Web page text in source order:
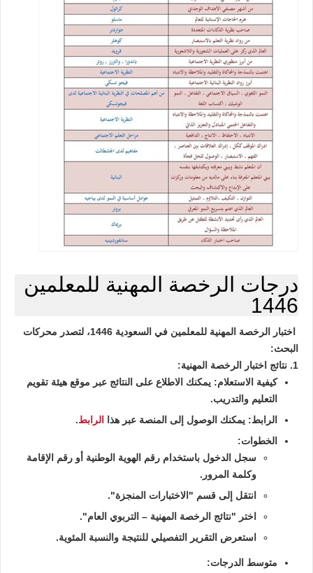
درجات الرخصة المهنية للمعلمين
1446
اختبار الرخصة المهنية للمعلمين في السعودية 1446، لتصدر محركات
البحث:
1. نتائج اختبار الرخصة المهنية:
كيفية الاستعلام: يمكنك الاطلاع على النتائج عبر موقع هيئة تقويم
التعليم والتدريب.
الرابط: يمكنك الوصول إلى المنصة عبر هذا الرابط.
الخطوات:
سجل الدخول باستخدام رقم الهوية الوطنية أو رقم الإقامة
وكلمة المرور.
انتقل إلى قسم "الاختبارات المنجزة".
اختر "نتائج الرخصة المهنية – التربوي العام".
استعرض التقرير التفصيلي للنتيجة والنسبة المئوية.
متوسط الدرجات: